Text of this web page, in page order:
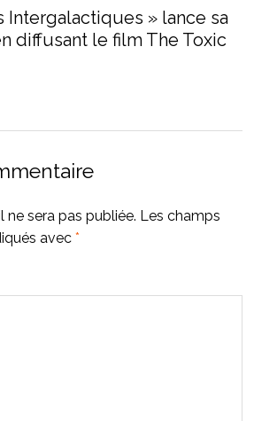
Intergalactiques » lance sa
diffusant le film The Toxic
ne sera pas publiée. Les champs
avec *